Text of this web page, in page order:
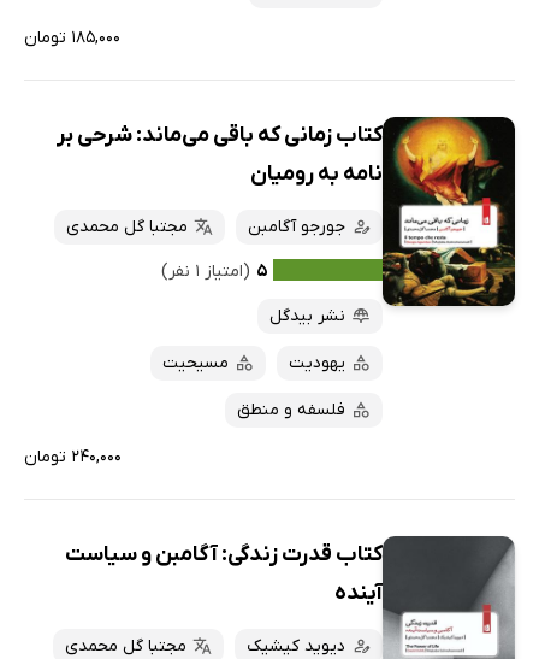
۱۸۵,۰۰۰ تومان
کتاب زمانی که باقی می‌ماند: شرحی بر
نامه به رومیان
جورجو آگامبن
مجتبا گل محمدی
۵ (امتیاز ۱ نفر)
نشر بیدگل
یهودیت مسیحیت
فلسفه و منطق
۲۴۰,۰۰۰ تومان
کتاب قدرت زندگی: آگامبن و سیاست
آینده
دیوید کیشیک
مجتبا گل محمدی